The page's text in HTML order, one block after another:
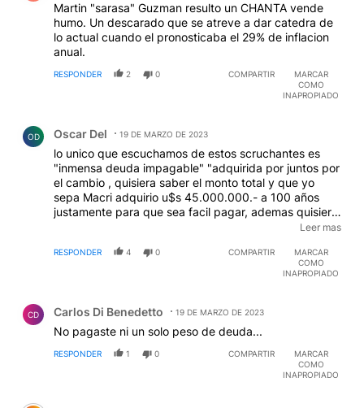
Martin "sarasa" Guzman resulto un CHANTA vende
humo. Un descarado que se atreve a dar catedra de
lo actual cuando el pronosticaba el 29% de inflacion
anual.
RESPONDER 2 0 COMPARTIR
MARCAR
COMO
INAPROPIADO
OD Oscar Del 19 DE MARZO DE 2023
lo unico que escuchamos de estos scruchantes es
"inmensa deuda impagable" "adquirida por juntos por
el cambio , quisiera saber el monto total y que yo
sepa Macri adquirio u$s 45.000.000.- a 100 años
justamente para que sea facil pagar, ademas quisiera
saber de ese prestamo cuanto han pagado uds los
sólo es camelo para tapar toda la deuda externa,
interna e interna (en pesos = leliq) ajustable por valor
pensando en pagarla y dejarla de herencia para
proximos gobiernos.-
Leer mas
RESPONDER 4 0 COMPARTIR
MARCAR
COMO
INAPROPIADO
CD Carlos Di Benedetto 19 DE MARZO DE 2023
No pagaste ni un solo peso de deuda...
RESPONDER 1 0 COMPARTIR
MARCAR
COMO
INAPROPIADO
Comentario de Adriana Pintos.